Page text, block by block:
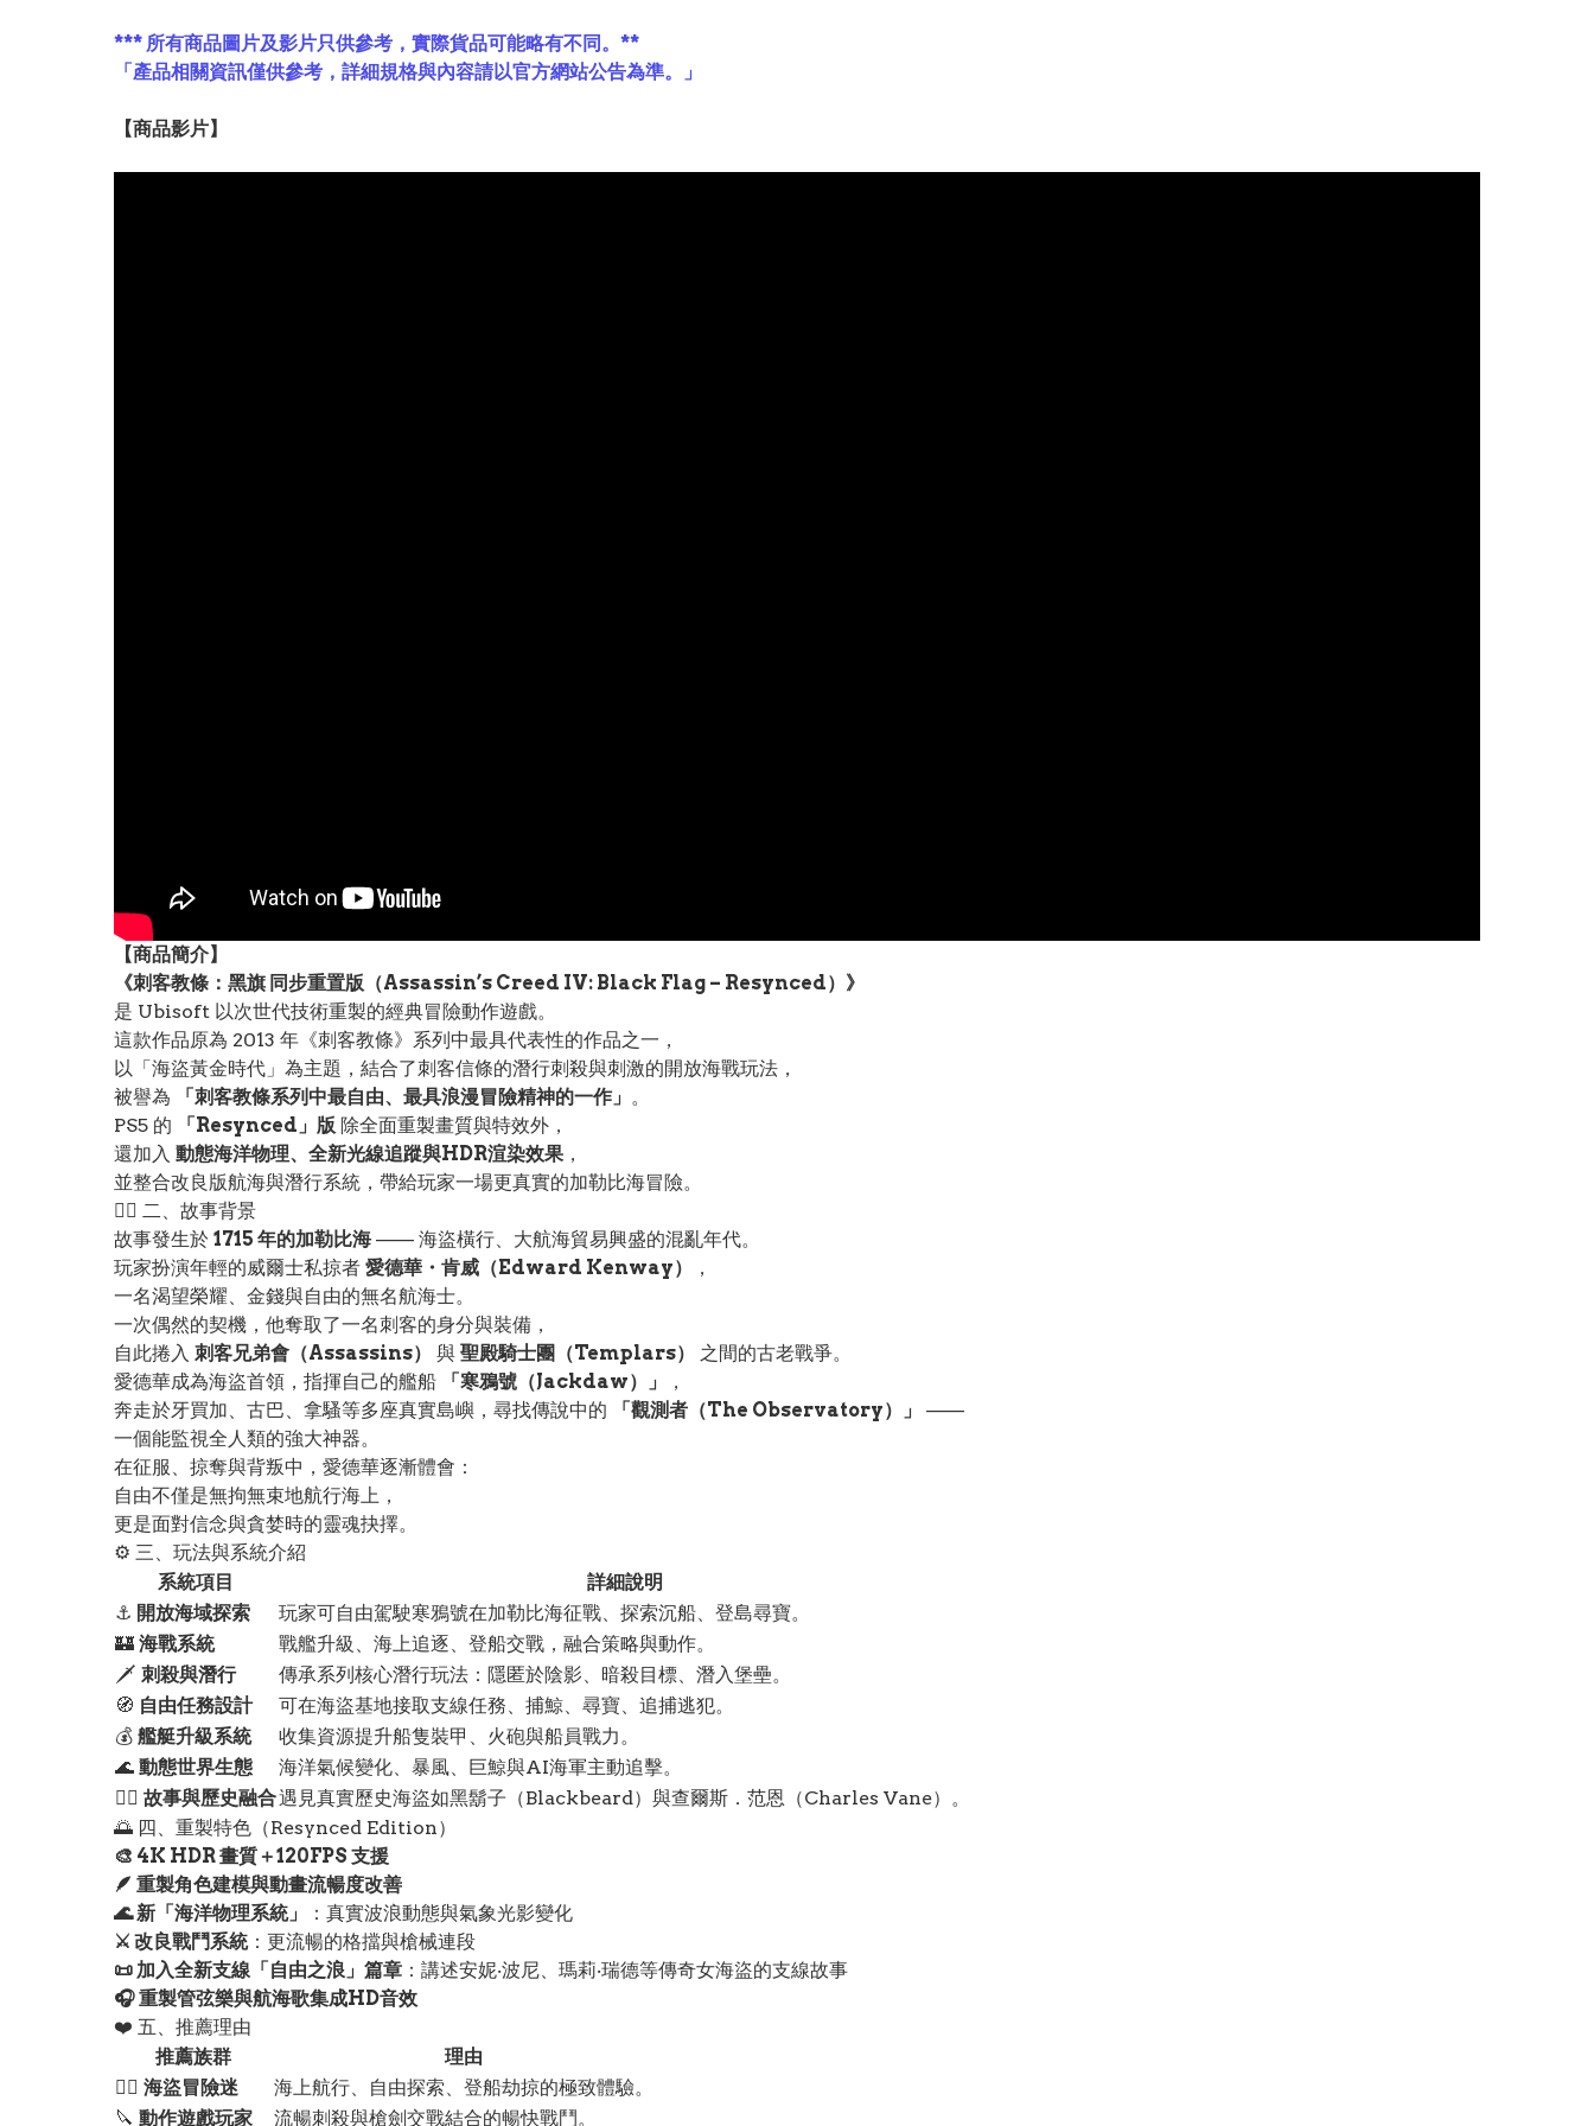
*** 所有商品圖片及影片只供參考，實際貨品可能略有不同。**
「產品相關資訊僅供參考，詳細規格與內容請以官方網站公告為準。」
【商品影片】
【商品簡介】
《刺客教條：黑旗 同步重置版（Assassin’s Creed IV: Black Flag – Resynced）》
是 Ubisoft 以次世代技術重製的經典冒險動作遊戲。
這款作品原為 2013 年《刺客教條》系列中最具代表性的作品之一，
以「海盜黃金時代」為主題，結合了刺客信條的潛行刺殺與刺激的開放海戰玩法，
被譽為
「刺客教條系列中最自由、最具浪漫冒險精神的一作」 。
PS5 的
「Resynced」版 除全面重製畫質與特效外，
還加入 動態海洋物理、全新光線追蹤與HDR渲染效果 ，
並整合改良版航海與潛行系統，帶給玩家一場更真實的加勒比海冒險。
🏴‍☠️ 二、故事背景
故事發生於 1715 年的加勒比海 —— 海盜橫行、大航海貿易興盛的混亂年代。
玩家扮演年輕的威爾士私掠者 愛德華・肯威（Edward Kenway）
，
一名渴望榮耀、金錢與自由的無名航海士。
一次偶然的契機，他奪取了一名刺客的身分與裝備，
自此捲入 刺客兄弟會（Assassins） 與 聖殿騎士團（Templars）
之間的古老戰爭。
愛德華成為海盜首領，指揮自己的艦船
「寒鴉號（Jackdaw）」
，
奔走於牙買加、古巴、拿騷等多座真實島嶼，尋找傳說中的
「觀測者（The Observatory）」
——
一個能監視全人類的強大神器。
在征服、掠奪與背叛中，愛德華逐漸體會：
自由不僅是無拘無束地航行海上，
更是面對信念與貪婪時的靈魂抉擇。
⚙️ 三、玩法與系統介紹
系統項目
詳細說明
⚓ 開放海域探索
玩家可自由駕駛寒鴉號在加勒比海征戰、探索沉船、登島尋寶。
🏰 海戰系統
戰艦升級、海上追逐、登船交戰，融合策略與動作。
🗡 刺殺與潛行
傳承系列核心潛行玩法：隱匿於陰影、暗殺目標、潛入堡壘。
🧭 自由任務設計
可在海盜基地接取支線任務、捕鯨、尋寶、追捕逃犯。
💰 艦艇升級系統
收集資源提升船隻裝甲、火砲與船員戰力。
🌊 動態世界生態
海洋氣候變化、暴風、巨鯨與AI海軍主動追擊。
🧑‍✈️ 故事與歷史融合遇見真實歷史海盜如黑鬍子（Blackbeard）與查爾斯．范恩（Charles Vane）。
🌅 四、重製特色（Resynced Edition）
🎨 4K HDR 畫質＋120FPS 支援
🪶 重製角色建模與動畫流暢度改善
🌊 新「海洋物理系統」
：真實波浪動態與氣象光影變化
⚔️ 改良戰鬥系統：更流暢的格擋與槍械連段
📜 加入全新支線「自由之浪」篇章 ：講述安妮‧波尼、瑪莉‧瑞德等傳奇女海盜的支線故事
🎧 重製管弦樂與航海歌集成HD音效
❤️ 五、推薦理由
推薦族群
理由
🏴‍☠️ 海盜冒險迷
海上航行、自由探索、登船劫掠的極致體驗。
🔪 動作遊戲玩家
流暢刺殺與槍劍交戰結合的暢快戰鬥。